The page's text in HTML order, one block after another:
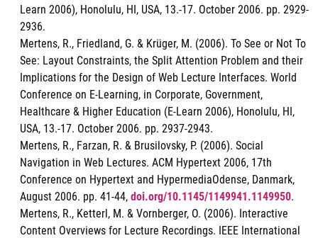
Learn 2006), Honolulu, HI, USA, 13.-17. October 2006. pp. 2929-
2936.
Mertens, R., Friedland, G. & Krüger, M. (2006). To See or Not To
See: Layout Constraints, the Split Attention Problem and their
Implications for the Design of Web Lecture Interfaces. World
Conference on E-Learning, in Corporate, Government,
Healthcare & Higher Education (E-Learn 2006), Honolulu, HI,
USA, 13.-17. October 2006. pp. 2937-2943.
Mertens, R., Farzan, R. & Brusilovsky, P. (2006). Social
Navigation in Web Lectures. ACM Hypertext 2006, 17th
Conference on Hypertext and HypermediaOdense, Danmark,
August 2006. pp. 41-44, doi.org/10.1145/1149941.1149950.
Mertens, R., Ketterl, M. & Vornberger, O. (2006). Interactive
Content Overviews for Lecture Recordings. IEEE International